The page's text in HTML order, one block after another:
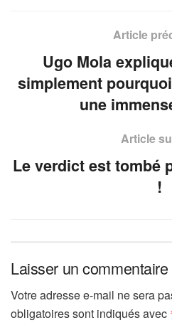
Article
Ugo Mola
simplement
une
Article
Le verdict est tombé
!
Laisser un commentaire
Votre adresse e-mail ne sera
obligatoires sont indiqués avec